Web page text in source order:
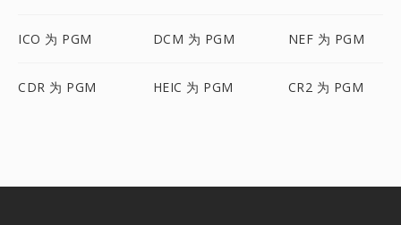
ICO 为 PGM DCM 为 PGM NEF 为 PGM
CDR 为 PGM HEIC 为 PGM CR2 为 PGM